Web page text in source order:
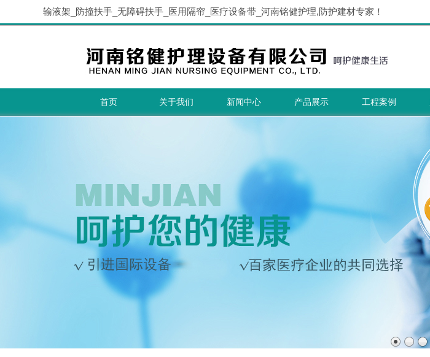
输液架_防撞扶手_无障碍扶手_医用隔帘_医疗设备带_河南铭健护理,防护建材专家！
首页 关于我们 新闻中心 产品展示 工程案例